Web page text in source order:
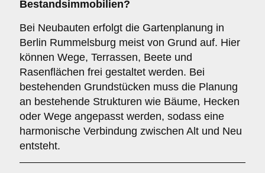
Bestandsimmobilien?
Bei Neubauten erfolgt die Gartenplanung in
Berlin Rummelsburg meist von Grund auf. Hier
können Wege, Terrassen, Beete und
Rasenflächen frei gestaltet werden. Bei
bestehenden Grundstücken muss die Planung
an bestehende Strukturen wie Bäume, Hecken
oder Wege angepasst werden, sodass eine
harmonische Verbindung zwischen Alt und Neu
entsteht.